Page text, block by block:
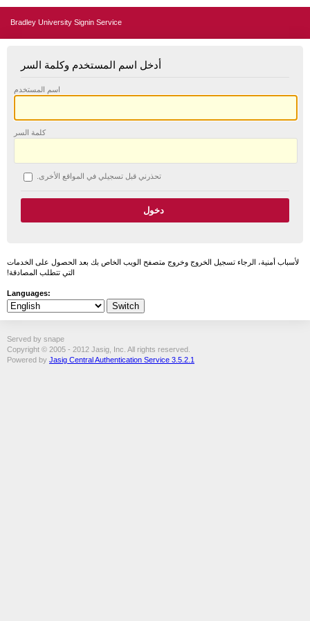
Bradley University Signin Service
أدخل اسم المستخدم وكلمة السر
اسم المستخدم
كلمة السر
تحذرني قبل تسجيلي في المواقع الأخرى.
لأسباب أمنية، الرجاء تسجيل الخروج وخروج متصفح الويب الخاص بك بعد الحصول على الخدمات
التي تتطلب المصادقة!
Languages:
Served by snape
Copyright © 2005 - 2012 Jasig, Inc. All rights reserved.
Powered by Jasig Central Authentication Service 3.5.2.1